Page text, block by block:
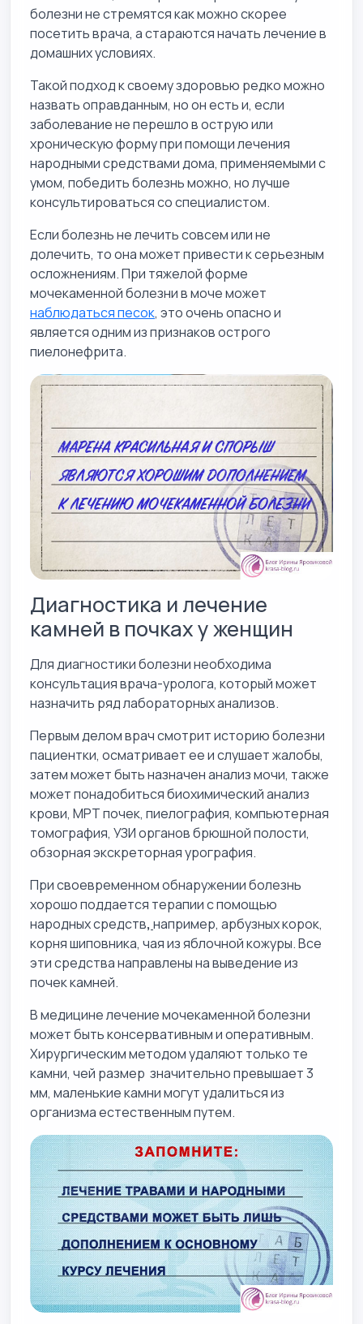
болезни не стремятся как можно скорее
посетить врача, а стараются начать лечение в
домашних условиях.
Такой подход к своему здоровью редко можно
назвать оправданным, но он есть и, если
заболевание не перешло в острую или
хроническую форму при помощи лечения
народными средствами дома, применяемыми с
умом, победить болезнь можно, но лучше
консультироваться со специалистом.
Если болезнь не лечить совсем или не
долечить, то она может привести к серьезным
осложнениям. При тяжелой форме
мочекаменной болезни в моче может
наблюдаться песок, это очень опасно и
является одним из признаков острого
пиелонефрита.
Диагностика и лечение
камней в почках у женщин
Для диагностики болезни необходима
консультация врача-уролога, который может
назначить ряд лабораторных анализов.
Первым делом врач смотрит историю болезни
пациентки, осматривает ее и слушает жалобы,
затем может быть назначен анализ мочи, также
может понадобиться биохимический анализ
крови, МРТ почек, пиелография, компьютерная
томография, УЗИ органов брюшной полости,
обзорная экскреторная урография.
При своевременном обнаружении болезнь
хорошо поддается терапии с помощью
народных средств, например, арбузных корок,
корня шиповника, чая из яблочной кожуры. Все
эти средства направлены на выведение из
почек камней.
В медицине лечение мочекаменной болезни
может быть консервативным и оперативным.
Хирургическим методом удаляют только те
камни, чей размер значительно превышает 3
мм, маленькие камни могут удалиться из
организма естественным путем.